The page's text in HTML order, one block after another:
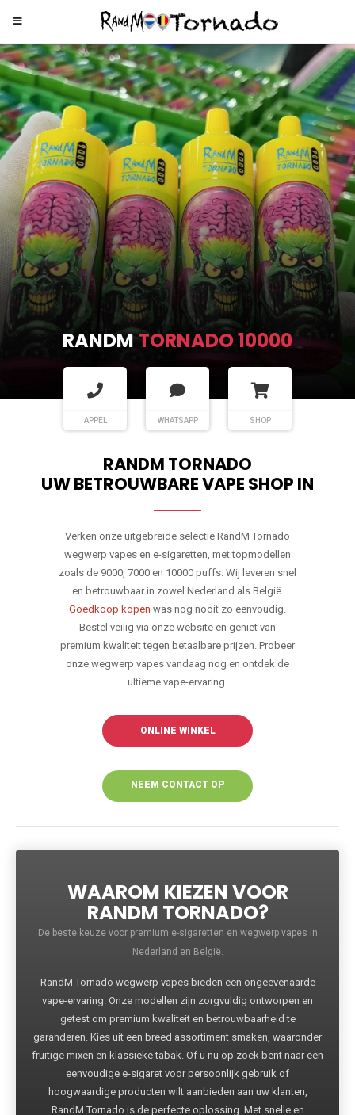
RANDMTORNADO 9000
APPEL WHATSAPP SHOP
RANDM TORNADO
UW BETROUWBARE VAPE SHOP IN
Verken onze uitgebreide selectie RandM Tornado
wegwerp vapes en e-sigaretten, met topmodellen
zoals de 9000, 7000 en 10000 puffs. Wij leveren snel
en betrouwbaar in zowel Nederland als België.
Goedkoop kopen was nog nooit zo eenvoudig.
Bestel veilig via onze website en geniet van
premium kwaliteit tegen betaalbare prijzen. Probeer
onze wegwerp vapes vandaag nog en ontdek de
ultieme vape-ervaring.
ONLINE WINKEL
NEEM CONTACT OP
WAAROM KIEZEN VOOR
RANDM TORNADO?
De beste keuze voor premium e-sigaretten en wegwerp vapes in
Nederland en België.
RandM Tornado wegwerp vapes bieden een ongeëvenaarde
vape-ervaring. Onze modellen zijn zorgvuldig ontworpen en
getest om premium kwaliteit en betrouwbaarheid te
garanderen. Kies uit een breed assortiment smaken, waaronder
fruitige mixen en klassieke tabak. Of u nu op zoek bent naar een
eenvoudige e-sigaret voor persoonlijk gebruik of
hoogwaardige producten wilt aanbieden aan uw klanten,
RandM Tornado is de perfecte oplossing. Met snelle en